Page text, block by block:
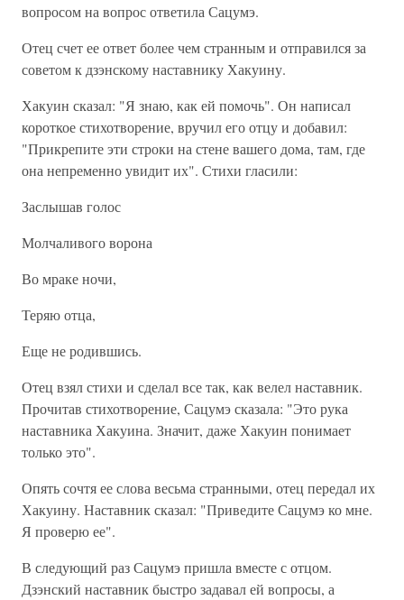
вопросом на вопрос ответила Сацумэ.
Отец счет ее ответ более чем странным и отправился за
советом к дзэнскому наставнику Хакуину.
Хакуин сказал: "Я знаю, как ей помочь". Он написал
короткое стихотворение, вручил его отцу и добавил:
"Прикрепите эти строки на стене вашего дома, там, где
она непременно увидит их". Стихи гласили:
Заслышав голос
Молчаливого ворона
Во мраке ночи,
Теряю отца,
Еще не родившись.
Отец взял стихи и сделал все так, как велел наставник.
Прочитав стихотворение, Сацумэ сказала: "Это рука
наставника Хакуина. Значит, даже Хакуин понимает
только это".
Опять сочтя ее слова весьма странными, отец передал их
Хакуину. Наставник сказал: "Приведите Сацумэ ко мне.
Я проверю ее".
В следующий раз Сацумэ пришла вместе с отцом.
Дзэнский наставник быстро задавал ей вопросы, а